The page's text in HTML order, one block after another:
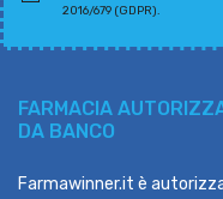
2016/679 (GDPR).
FARMACIA
DA BANCO
Farmawinner.it è